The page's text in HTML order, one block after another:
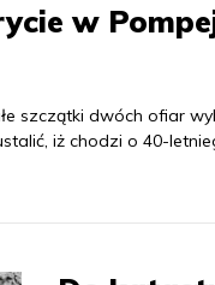
w
szczątki dwóch ofiar
iż chodzi o 40-